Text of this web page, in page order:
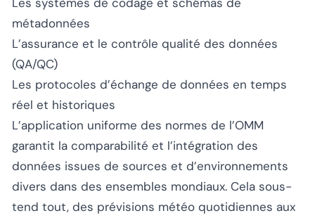
métadonnées
L’assurance et le contrôle qualité des données
(QA/QC)
Les protocoles d’échange de données en temps
réel et historiques
L’application uniforme des normes de l’OMM
garantit la comparabilité et l’intégration des
données issues de sources et d’environnements
divers dans des ensembles mondiaux. Cela sous-
tend tout, des prévisions météo quotidiennes aux